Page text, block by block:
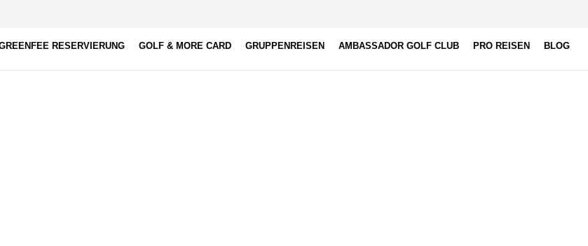
RESERVIERUNG GOLF & MORE CARD GRUPPENREISEN AMBASSADOR GOLF CLUB PRO REISEN BLOG